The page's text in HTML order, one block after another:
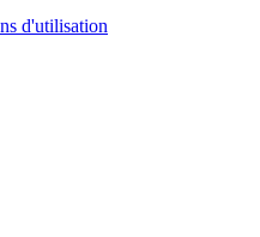
d'utilisation